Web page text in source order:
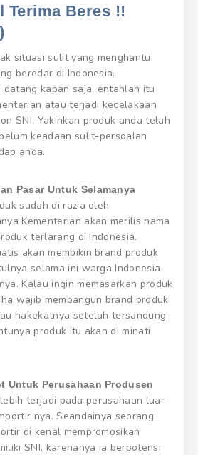
Terima Beres !!
situasi sulit yang menghantui
beredar di Indonesia.
datang kapan saja, entahlah itu
atau terjadi kecelakaan
SNI. Yakinkan produk anda telah
keadaan sulit-persoalan
anda.
Pasar Untuk Selamanya
sudah di razia oleh
Kementerian akan merilis nama
terlarang di Indonesia.
akan membikin brand produk
selama ini warga Indonesia
Kalau ingin memasarkan produk
wajib membangun brand produk
hakekatnya setelah tersandung
produk itu akan di minati
Untuk Perusahaan Produsen
terjadi pada perusahaan luar
nya. Seandainya seorang
di kenal mempromosikan
SNI, karenanya ia berpotensi